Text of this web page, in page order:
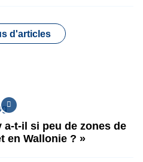
d'articles
a-t-il si peu de zones de
en Wallonie ? »